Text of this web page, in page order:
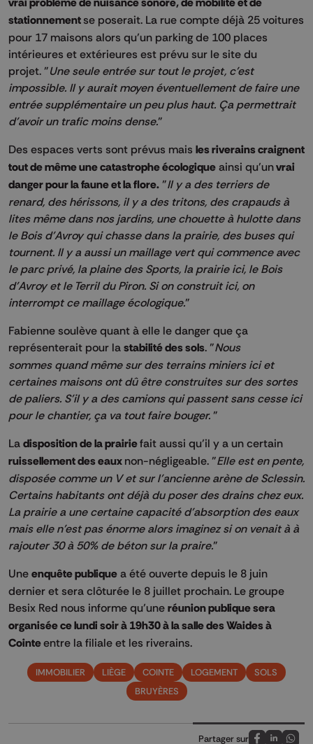
stationnement se poserait. La rue compte déjà 25 voitures
pour 17 maisons alors qu’un parking de 100 places
intérieures et extérieures est prévu sur le site du
projet. "Une seule entrée sur tout le projet, c'est
impossible. Il y aurait moyen éventuellement de faire une
entrée supplémentaire un peu plus haut. Ça permettrait
d'avoir un trafic moins dense."
Des espaces verts sont prévus mais les riverains craignent
tout de même une catastrophe écologique ainsi qu’unvrai
danger pour la faune et la flore. "Il y a des terriers de
renard, des hérissons, il y a des tritons, des crapauds à
lites même dans nos jardins, une chouette à hulotte dans
le Bois d'Avroy qui chasse dans la prairie, des buses qui
tournent. Il y a aussi un maillage vert qui commence avec
le parc privé, la plaine des Sports, la prairie ici, le Bois
d'Avroy et le Terril du Piron. Si on construit ici, on
interrompt ce maillage écologique."
Fabienne soulève quant à elle le danger que ça
représenterait pour la stabilité des sols. "Nous
sommes quand même sur des terrains miniers ici et
certaines maisons ont dû être construites sur des sortes
de paliers. S'il y a des camions qui passent sans cesse ici
pour le chantier, ça va tout faire bouger. "
La disposition de la prairiefait aussi qu’il y a un certain
ruissellement des eaux non-négligeable. "Elle est en pente,
disposée comme un V et sur l'ancienne arène de Sclessin.
Certains habitants ont déjà du poser des drains chez eux.
La prairie a une certaine capacité d'absorption des eaux
mais elle n'est pas énorme alors imaginez si on venait à à
rajouter 30 à 50% de béton sur la praire."
Une enquête publique a été ouverte depuis le 8 juin
dernier et sera clôturée le 8 juillet prochain. Le groupe
Besix Red nous informe qu’une réunion publique sera
organisée ce lundi soir à 19h30 à la salle des Waides à
Cointeentre la filiale et les riverains.
IMMOBILIER LIÈGE COINTE LOGEMENT
SOLS
BRUYÈRES
Partager sur